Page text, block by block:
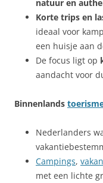
natuur en
Korte trips en
ideaal voor
een huisje aan
De focus ligt op
aandacht voor
Binnenlands
Nederlanders
Campings,
met een lichte